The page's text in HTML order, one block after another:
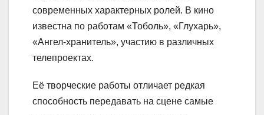
современных характерных ролей. В кино
известна по работам «Тоболь», «Глухарь»,
«Ангел-хранитель», участию в различных
телепроектах.
Её творческие работы отличает редкая
способность передавать на сцене самые